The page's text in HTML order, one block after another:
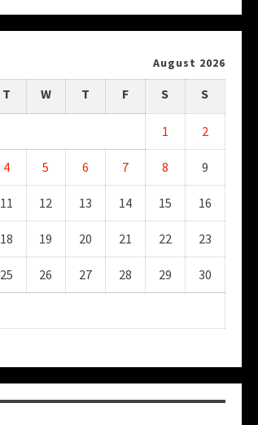
August 2026
T W T F S S
1 2
4 5 6 7 8 9
11 12 13 14 15 16
18 19 20 21 22 23
25 26 27 28 29 30